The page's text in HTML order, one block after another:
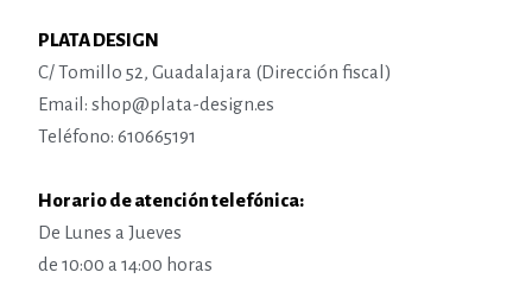
PLATA DESIGN
C/ Tomillo 52, Guadalajara (Dirección fiscal)
Email: shop@plata-design.es
Teléfono: 610665191
Horario de atención telefónica:
De Lunes a Jueves
de 10:00 a 14:00 horas